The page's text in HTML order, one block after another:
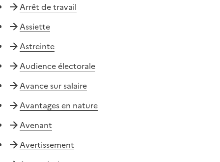
Arrêt de travail
Assiette
Astreinte
Audience électorale
Avance sur salaire
Avantages en nature
Avenant
Avertissement